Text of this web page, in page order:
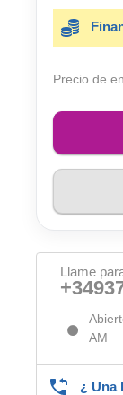
Precio de
Llame
AM
¿ Una